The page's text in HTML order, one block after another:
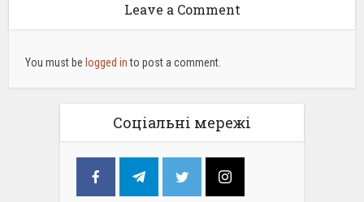
Leave a Comment
You must be logged into post a comment.
Соціальні мережі